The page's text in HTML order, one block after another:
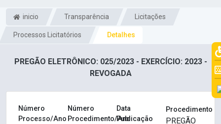
inicio Transparência Licitações
Processos Licitatórios Detalhes
PREGÃO ELETRÔNICO: 025/2023 - EXERCÍCIO: 2023 -
REVOGADA
Número
Processo/Ano
Número
Procedimento/Ano
Data
Publicação
Procedimento